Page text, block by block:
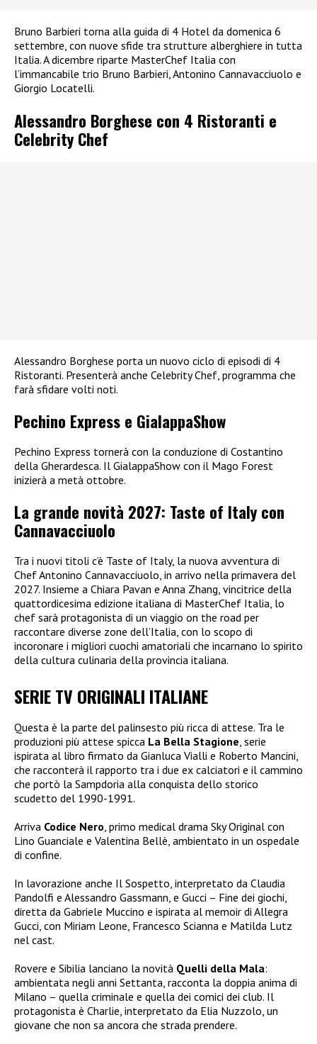
Bruno Barbieri torna alla guida di 4 Hotel da domenica 6
settembre, con nuove sfide tra strutture alberghiere in tutta
Italia. A dicembre riparte MasterChef Italia con
l’immancabile trio Bruno Barbieri, Antonino Cannavacciuolo e
Giorgio Locatelli.
Alessandro Borghese con 4 Ristoranti e
Celebrity Chef
Alessandro Borghese porta un nuovo ciclo di episodi di 4
Ristoranti. Presenterà anche Celebrity Chef, programma che
farà sfidare volti noti.
Pechino Express e GialappaShow
Pechino Express tornerà con la conduzione di Costantino
della Gherardesca. Il GialappaShow con il Mago Forest
inizierà a metà ottobre.
La grande novità 2027: Taste of Italy con
Cannavacciuolo
Tra i nuovi titoli c’è Taste of Italy, la nuova avventura di
Chef Antonino Cannavacciuolo, in arrivo nella primavera del
2027. Insieme a Chiara Pavan e Anna Zhang, vincitrice della
quattordicesima edizione italiana di MasterChef Italia, lo
chef sarà protagonista di un viaggio on the road per
raccontare diverse zone dell’Italia, con lo scopo di
incoronare i migliori cuochi amatoriali che incarnano lo spirito
della cultura culinaria della provincia italiana.
SERIE TV ORIGINALI ITALIANE
Questa è la parte del palinsesto più ricca di attese. Tra le
produzioni più attese spicca La Bella Stagione , serie
ispirata al libro firmato da Gianluca Vialli e Roberto Mancini,
che racconterà il rapporto tra i due ex calciatori e il cammino
che portò la Sampdoria alla conquista dello storico
scudetto del 1990-1991.
Arriva Codice Nero , primo medical drama Sky Original con
Lino Guanciale e Valentina Bellè, ambientato in un ospedale
di confine.
In lavorazione anche Il Sospetto, interpretato da Claudia
Pandolfi e Alessandro Gassmann, e Gucci – Fine dei giochi,
diretta da Gabriele Muccino e ispirata al memoir di Allegra
Gucci, con Miriam Leone, Francesco Scianna e Matilda Lutz
nel cast.
Rovere e Sibilia lanciano la novità Quelli della Mala:
ambientata negli anni Settanta, racconta la doppia anima di
Milano – quella criminale e quella dei comici dei club. Il
protagonista è Charlie, interpretato da Elia Nuzzolo, un
giovane che non sa ancora che strada prendere.